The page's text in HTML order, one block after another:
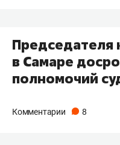
Председателя
в Самаре
полномочий
Комментарии 8